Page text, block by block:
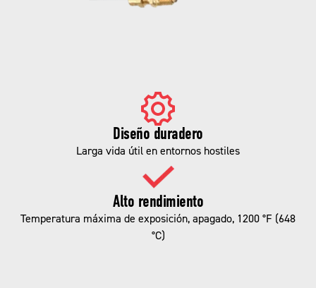
Diseño duradero
Larga vida útil en entornos hostiles
Alto rendimiento
Temperatura máxima de exposición, apagado, 1200 °F (648
°C)